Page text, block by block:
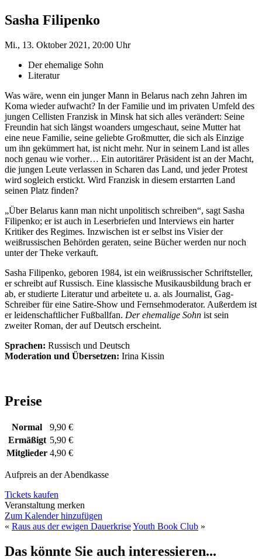
Sasha Filipenko
Mi., 13. Oktober 2021, 20:00 Uhr
Der ehemalige Sohn
Literatur
Was wäre, wenn ein junger Mann in Belarus nach zehn Jahren im
Koma wieder aufwacht? In der Familie und im privaten Umfeld des
jungen Cellisten Franzisk in Minsk hat sich alles verändert: Seine
Freundin hat sich längst woanders umgeschaut, seine Mutter hat
eine neue Familie, seine geliebte Großmutter, die sich als Einzige
um ihn gekümmert hat, ist nicht mehr. Nur in seinem Land ist alles
noch genau wie vorher… Ein autoritärer Präsident ist an der Macht,
die jungen Leute verlassen in Scharen das Land, und jeder Protest
wird sogleich erstickt. Wird Franzisk in diesem erstarrten Land
seinen Platz finden?
„Über Belarus kann man nicht unpolitisch schreiben“, sagt Sasha
Filipenko; er ist auch in Leserbriefen und Interviews ein harter
Kritiker des Regimes. Inzwischen ist er selbst ins Visier der
weißrussischen Behörden geraten, seine Bücher werden nur noch
unter der Theke verkauft.
Sasha Filipenko, geboren 1984, ist ein weißrussischer Schriftsteller,
er schreibt auf Russisch. Eine klassische Musikausbildung brach er
ab, er studierte Literatur und arbeitete u. a. als Journalist, Gag-
Schreiber für eine Satire-Show und Fernsehmoderator. Außerdem ist
er leidenschaftlicher Fußballfan. Der ehemalige Sohn ist sein
zweiter Roman, der auf Deutsch erscheint.
Sprachen: Russisch und Deutsch
Moderation und Übersetzen: Irina Kissin
Preise
Normal
9,90 €
Ermäßigt 5,90 €
Mitglieder 4,90 €
Aufpreis an der Abendkasse
Tickets kaufen
Veranstaltung merken
Zum Kalender hinzufügen
« Raus aus der ewigen DauerkriseYouth Book Club »
Das könnte Sie auch interessieren...